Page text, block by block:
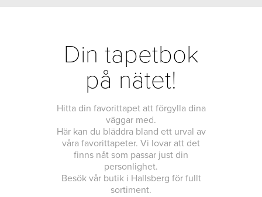
Din tapetbok
på nätet!
Hitta din favorittapet att förgylla dina
väggar med.
Här kan du bläddra bland ett urval av
våra favorittapeter. Vi lovar att det
finns nåt som passar just din
personlighet.
Besök vår butik i Hallsberg för fullt
sortiment.